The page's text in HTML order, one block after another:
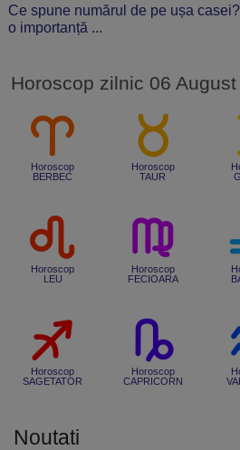
Ce spune numărul de pe ușa
o importanță ...
Horoscop zilnic 06
Horoscop
BERBEC
Horoscop
TAUR
Horoscop
LEU
Horoscop
FECIOARA
Horoscop
SAGETATOR
Horoscop
CAPRICORN
Noutati